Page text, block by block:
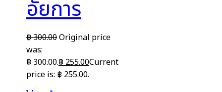
อัยการ
฿300.00Original price
was:
฿ 300.00.฿255.00Current
price is: ฿ 255.00.